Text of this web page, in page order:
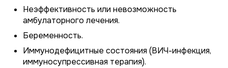
Неэффективность или невозможность
амбулаторного лечения.
Беременность.
Иммунодефицитные состояния (ВИЧ-инфекция,
иммуносупрессивная терапия).